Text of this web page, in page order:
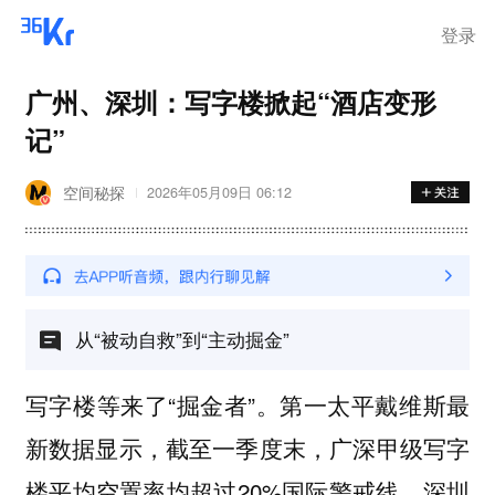
登录
广州、深圳：写字楼掀起“酒店变形
记”
空间秘探 2026年05月09日 06:12
从“被动自救”到“主动掘金”
写字楼等来了“掘金者”。第一太平戴维斯最
新数据显示，截至一季度末，广深甲级写字